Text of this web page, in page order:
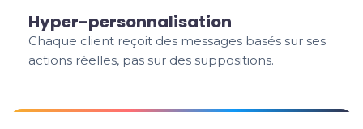
Hyper-personnalisation
Chaque client reçoit des messages basés sur ses
actions réelles, pas sur des suppositions.